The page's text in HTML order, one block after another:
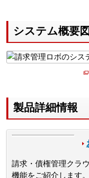
システム概要図
製品詳細情報
請求・債権管理クラ
機能をご紹介します。